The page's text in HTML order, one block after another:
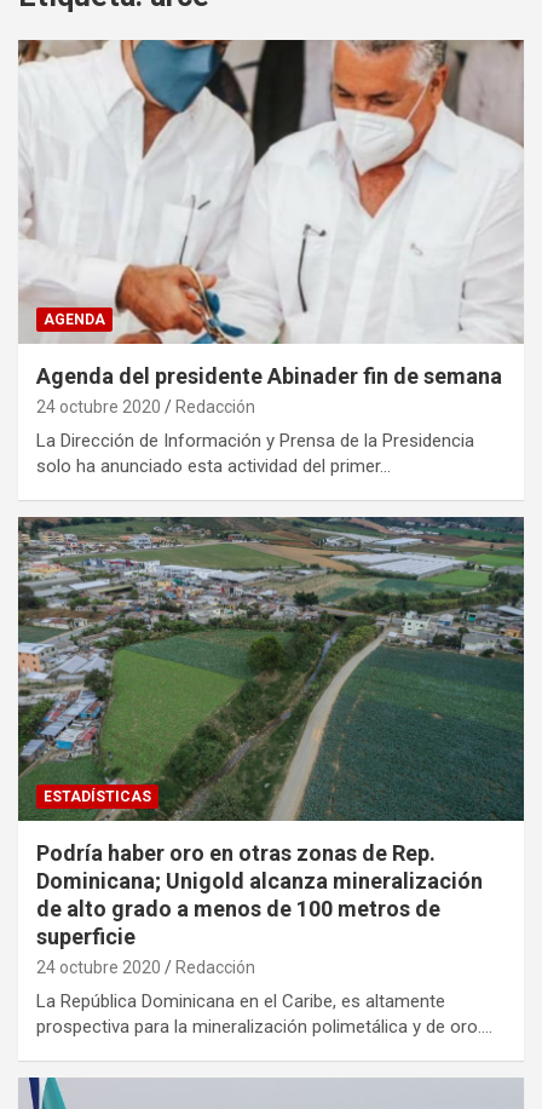
AGENDA
Agenda del presidente Abinader fin de semana
24 octubre 2020 Redacción
La Dirección de Información y Prensa de la Presidencia
solo ha anunciado esta actividad del primer…
ESTADÍSTICAS
Podría haber oro en otras zonas de Rep.
Dominicana; Unigold alcanza mineralización
de alto grado a menos de 100 metros de
superficie
24 octubre 2020 Redacción
La República Dominicana en el Caribe, es altamente
prospectiva para la mineralización polimetálica y de oro.…